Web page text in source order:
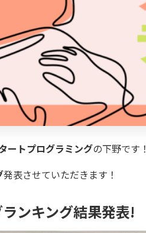
ートプログラミングの下野です！
発表させていただきます！
ンキング結果発表!